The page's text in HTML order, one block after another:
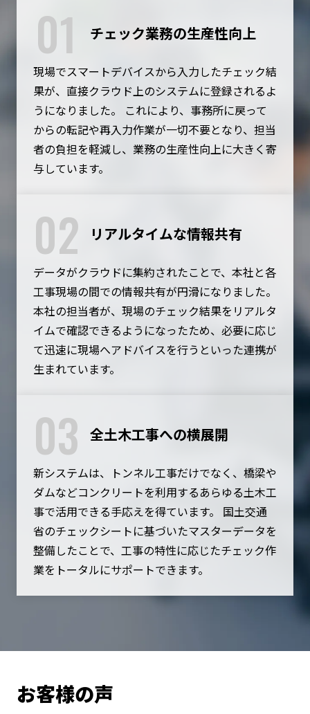
01 チェック業務の生産性向上
現場でスマートデバイスから入力したチェック結
果が、直接クラウド上のシステムに登録されるよ
うになりました。 これにより、事務所に戻って
からの転記や再入力作業が一切不要となり、担当
者の負担を軽減し、業務の生産性向上に大きく寄
与しています。
02 リアルタイムな情報共有
データがクラウドに集約されたことで、本社と各
工事現場の間での情報共有が円滑になりました。
本社の担当者が、現場のチェック結果をリアルタ
イムで確認できるようになったため、必要に応じ
て迅速に現場へアドバイスを行うといった連携が
生まれています。
03 全土木工事への横展開
新システムは、トンネル工事だけでなく、橋梁や
ダムなどコンクリートを利用するあらゆる土木工
事で活用できる手応えを得ています。 国土交通
省のチェックシートに基づいたマスターデータを
整備したことで、工事の特性に応じたチェック作
業をトータルにサポートできます。
お客様の声